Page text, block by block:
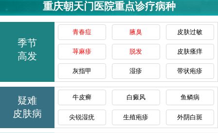
重庆朝天门医院重点诊疗病种
季节
高发
青春痘 腋臭 皮肤过敏
荨麻疹 脱发 皮肤瘙痒
灰指甲 湿疹 带状疱疹
疑难
皮肤病
牛皮癣 白癜风 鱼鳞病
尖锐湿疣 生殖疱疹 外阴白斑